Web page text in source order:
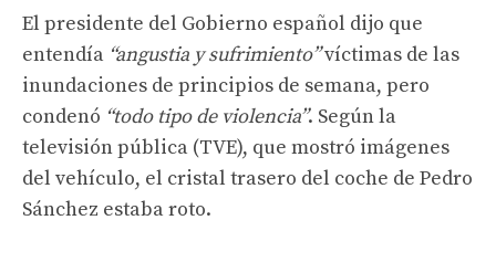
El presidente del Gobierno español dijo que
entendía “angustia y sufrimiento”víctimas de las
inundaciones de principios de semana, pero
condenó “todo tipo de violencia”. Según la
televisión pública (TVE), que mostró imágenes
del vehículo, el cristal trasero del coche de Pedro
Sánchez estaba roto.